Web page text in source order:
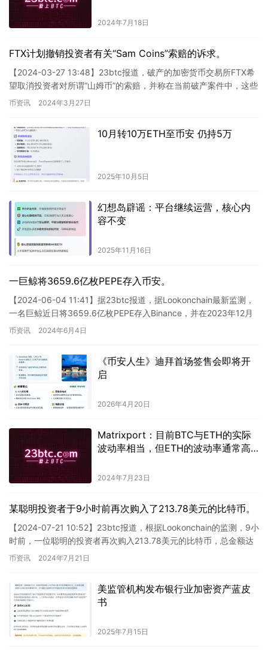
2024年7月18日
FTX计划撤销投资者有关“Sam Coins”索赔的诉求。
【2024-03-27 13:48】23btc报道，破产的加密货币交易所FTX希
望取消投资者对所谓“山姆币”的索赔，并称在当前破产案件中，这些
加密货币的价值应被视为零。据悉，代表F…
币资讯 2024年3月27日
10月转10万ETH至币安 仍持5万
2025年10月5日
幻想岛辟谣：平台继续运营，核心内
容不变
2025年11月16日
一巨鲸将3659.6亿枚PEPE存入币安。
【2024-06-04 11:41】据23btc报道，据Lookonchain最新监测，
一名巨鲸近日将3659.6亿枚PEPE存入Binance，并在2023年12月
13日和12月…
币资讯 2024年6月4日
《币安人生》迪拜首场签售会即将开
启
2026年4月20日
Matrixport：目前BTC与ETH的实际
波动率相当，但ETH的波动率通常高
2024年7月23日
某聪明投资者于9小时前再次购入了213.78美元的比特币。
【2024-07-21 10:52】23btc报道，根据Lookonchain的监测，9小
时前，一位聪明的投资者再次购入213.78美元的比特币，总金额达
1448万美元。在过去的四…
币资讯 2024年7月21日
美监管机构发布银行业加密资产蓝皮
书
2025年7月15日